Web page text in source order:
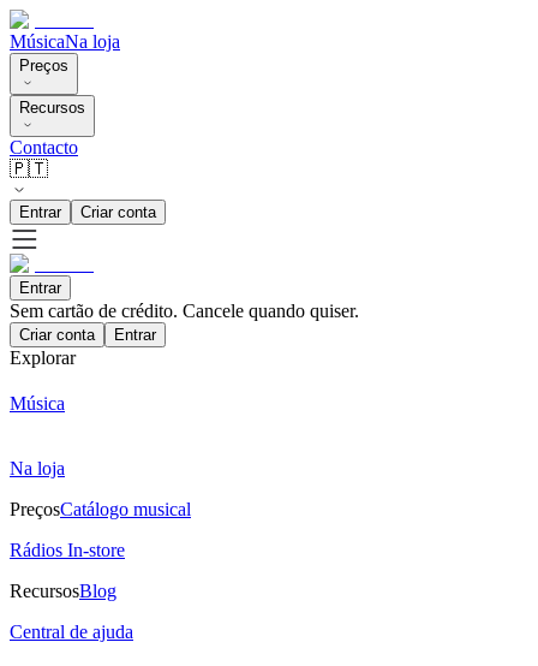
MúsicaNa loja
Preços
Recursos
Contacto
🇵🇹
Entrar Criar conta
Entrar
Sem cartão de crédito. Cancele quando quiser.
Criar conta Entrar
Explorar
Música
Na loja
PreçosCatálogo musical
Rádios In-store
RecursosBlog
Central de ajuda